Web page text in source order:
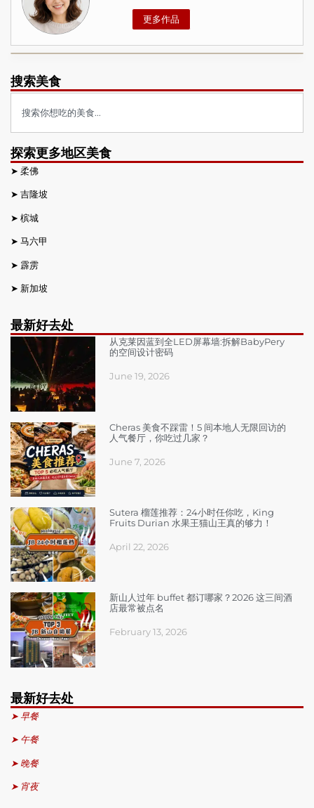
更多作品
搜索美食
探索更多地区美食
➤ 柔佛
➤ 吉隆坡
➤ 槟城
➤ 马六甲
➤ 霹雳
➤ 新加坡
最新好去处
从克莱因蓝到全LED屏幕墙:拆解BabyPery
的空间设计密码
June 19, 2026
Cheras 美食不踩雷！5 间本地人无限回访的
人气餐厅，你吃过几家？
June 7, 2026
Sutera 榴莲推荐：24小时任你吃，King
Fruits Durian 水果王猫山王真的够力！
April 22, 2026
新山人过年 buffet 都订哪家？2026 这三间酒
店最常被点名
February 13, 2026
最新好去处
➤ 早餐
➤ 午餐
➤ 晚餐
➤ 宵夜